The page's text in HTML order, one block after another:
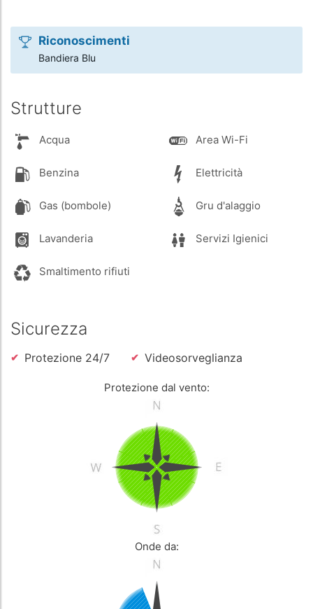
Riconoscimenti
Bandiera Blu
Strutture
Acqua Area Wi-Fi
Benzina Elettricità
Gas (bombole) Gru d'alaggio
Lavanderia Servizi Igienici
Smaltimento rifiuti
Sicurezza
Protezione 24/7 Videosorveglianza
Protezione dal vento:
Onde da: